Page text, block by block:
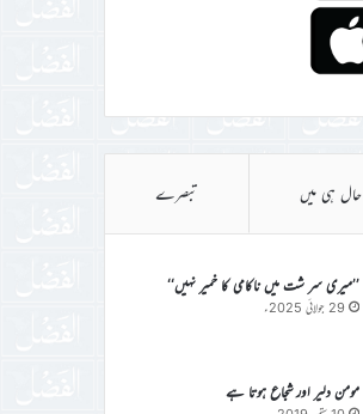
حال ہی میں تبصرے
’’میری سر شت میں ناکامی کا خمیر نہیں‘‘
29 جولائی 2025ء
مومن دلیر اور شجاع ہوتا ہے